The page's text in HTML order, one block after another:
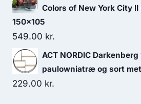
Colors of New York City
150x105
549.00 kr.
ACT NORDIC
paulowniatræ og sort
229.00 kr.